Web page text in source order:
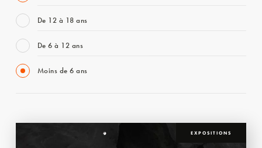
De 12 à 18 ans
De 6 à 12 ans
Moins de 6 ans
EXPOSITIONS